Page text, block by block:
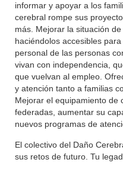
informar y apoyar a los
cerebral rompe sus
más. Mejorar la situación
haciéndolos accesibles
personal de las personas
vivan con independencia,
que vuelvan al empleo.
y atención tanto a familias
Mejorar el equipamiento de
federadas, aumentar su
nuevos programas de
El colectivo del Daño
sus retos de futuro. Tu